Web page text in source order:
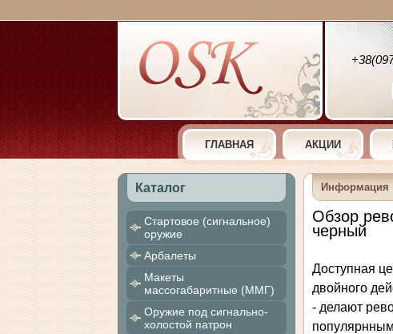
ГЛАВНАЯ АКЦИИ
Каталог
Cтартовое (сигнальное)
оружие
Арбалеты
Макеты
массогабаритные (ММГ)
Оружие под сигнально-
холостой патрон
Информация
Обзор
черный
Доступная
двойного
- делают